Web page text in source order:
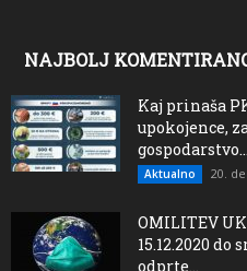
NAJBOLJ
Kaj prinaša
upokojence,
Aktualno 20.
OMILITEV
15.12.2020 do
odprte...